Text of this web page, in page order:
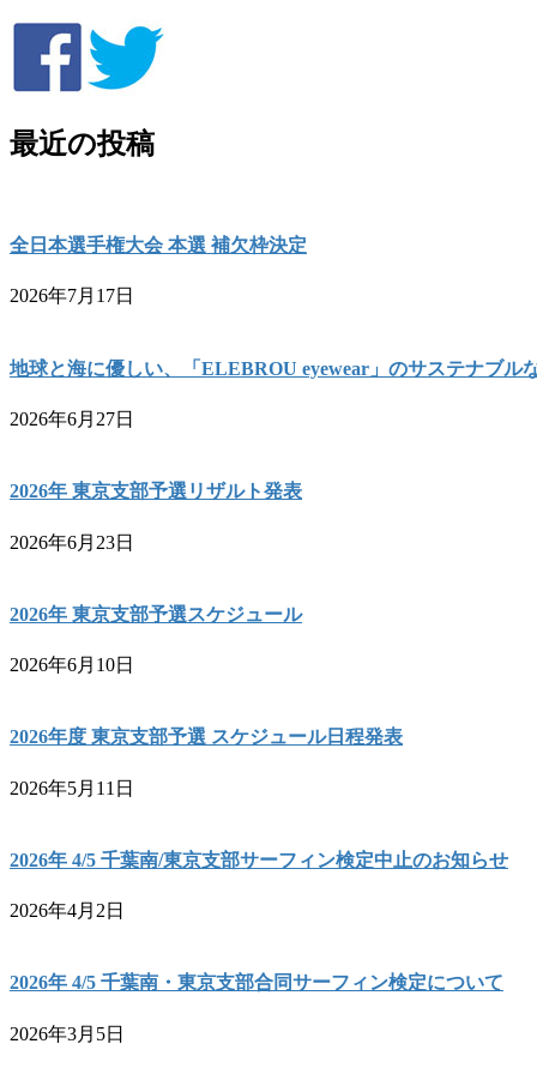
最近の投稿
全日本選手権大会 本選 補欠枠決定
2026年7月17日
地球と海に優しい、「ELEBROU eyewear」のサステナブル
2026年6月27日
2026年 東京支部予選リザルト発表
2026年6月23日
2026年 東京支部予選スケジュール
2026年6月10日
2026年度 東京支部予選 スケジュール日程発表
2026年5月11日
2026年 4/5 千葉南/東京支部サーフィン検定中止のお知らせ
2026年4月2日
2026年 4/5 千葉南・東京支部合同サーフィン検定について
2026年3月5日